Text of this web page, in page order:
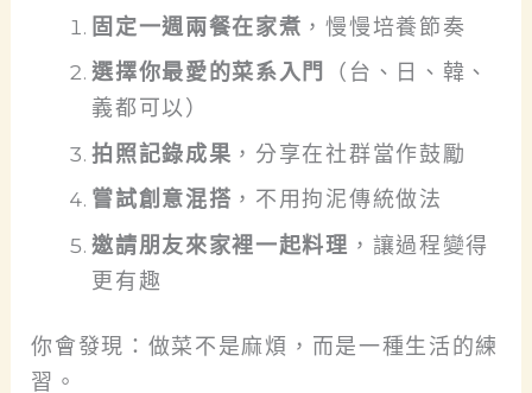
固定一週兩餐在家煮 ，慢慢培養節奏
選擇你最愛的菜系入門
（台、日、韓、
義都可以）
拍照記錄成果 ，分享在社群當作鼓勵
嘗試創意混搭 ，不用拘泥傳統做法
邀請朋友來家裡一起料理 ，讓過程變得
更有趣
你會發現：做菜不是麻煩，而是一種生活的練
習。